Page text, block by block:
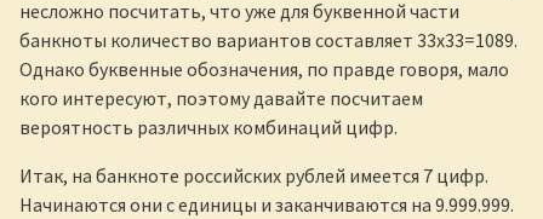
несложно посчитать, что уже для буквенной части
банкноты количество вариантов составляет 33х33=1089.
Однако буквенные обозначения, по правде говоря, мало
кого интересуют, поэтому давайте посчитаем
вероятность различных комбинаций цифр.
Итак, на банкноте российских рублей имеется 7 цифр.
Начинаются они с единицы и заканчиваются на 9.999.999.